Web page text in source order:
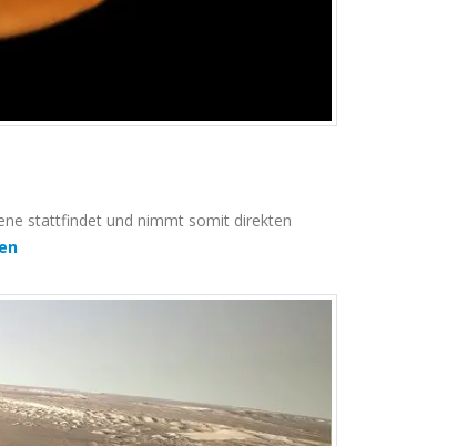
stattfindet und nimmt somit direkten